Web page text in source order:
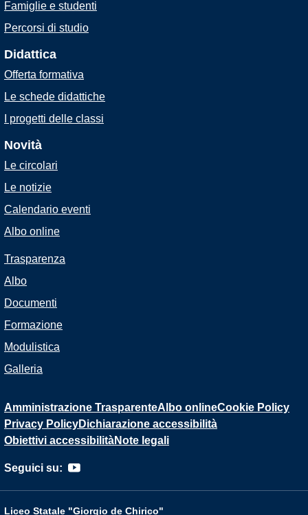
Famiglie e studenti
Percorsi di studio
Didattica
Offerta formativa
Le schede didattiche
I progetti delle classi
Novità
Le circolari
Le notizie
Calendario eventi
Albo online
Trasparenza
Albo
Documenti
Formazione
Modulistica
Galleria
Amministrazione TrasparenteAlbo onlineCookie Policy
Privacy PolicyDichiarazione accessibilità
Obiettivi accessibilitàNote legali
Seguici su:
Liceo Statale "Giorgio de Chirico"